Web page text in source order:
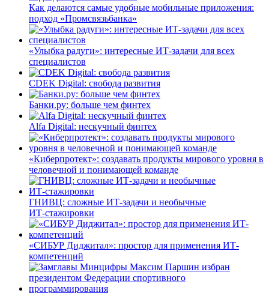
Как делаются самые удобные мобильные приложения:
подход «Промсвязьбанка»
«Улыбка радуги»: интересные ИТ-задачи для всех
специалистов
CDEK Digital: свобода развития
Банки.ру: больше чем финтех
Alfa Digital: нескучный финтех
«Киберпротект»: создавать продукты мирового уровня в
человечной и понимающей команде
ГНИВЦ: сложные ИТ‑задачи и необычные
ИТ‑стажировки
«СИБУР Диджитал»: простор для применения ИТ-
компетенций